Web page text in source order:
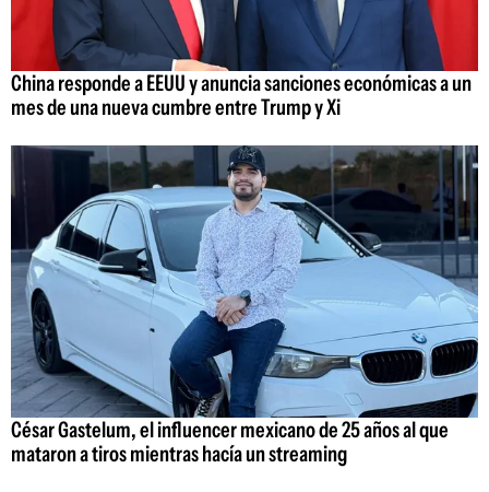
China responde a EEUU y anuncia sanciones económicas a un
mes de una nueva cumbre entre Trump y Xi
César Gastelum, el influencer mexicano de 25 años al que
mataron a tiros mientras hacía un streaming